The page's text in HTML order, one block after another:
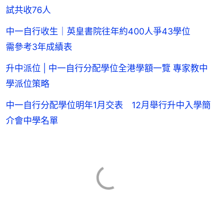
試共收76人
中一自行收生｜英皇書院往年約400人爭43學位
需參考3年成績表
升中派位 | 中一自行分配學位全港學額一覽 專家教中
學派位策略
中一自行分配學位明年1月交表 12月舉行升中入學簡
介會中學名單